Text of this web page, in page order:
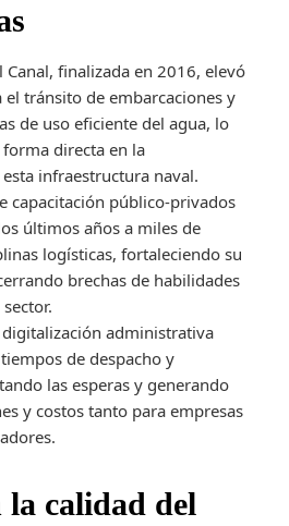
Canal, finalizada en 2016, elevó
el tránsito de embarcaciones y
de uso eficiente del agua, lo
directa en la
infraestructura naval.
capacitación público‑privados
últimos años a miles de
logísticas, fortaleciendo su
brechas de habilidades
digitalización administrativa
de despacho y
las esperas y generando
y costos tanto para empresas
la calidad del